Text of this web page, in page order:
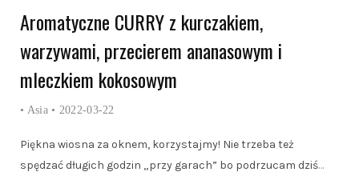
Aromatyczne CURRY z kurczakiem,
warzywami, przecierem ananasowym i
mleczkiem kokosowym
• Asia • 2022-03-22
Piękna wiosna za oknem, korzystajmy! Nie trzeba też
spędzać długich godzin „przy garach” bo podrzucam dziś…